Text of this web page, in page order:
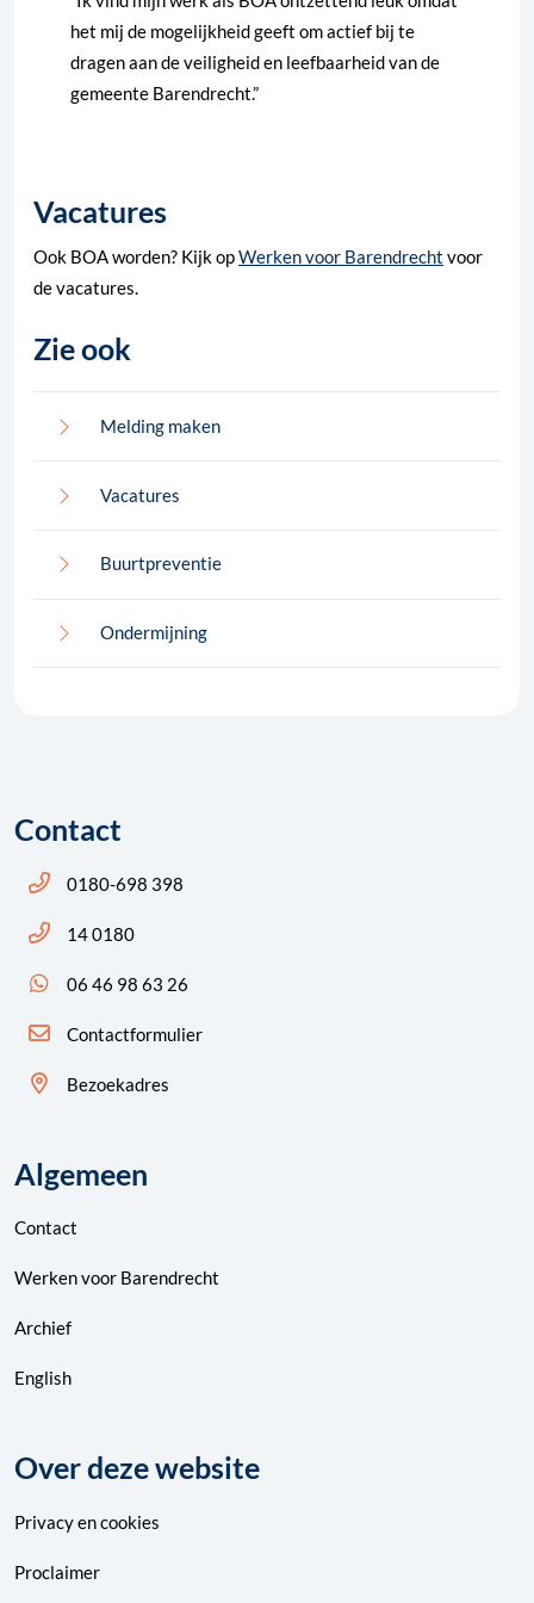
het mij de mogelijkheid geeft om actief bij te
dragen aan de veiligheid en leefbaarheid van de
gemeente Barendrecht.”
Vacatures
Ook BOA worden? Kijk opWerken voor Barendrecht voor
de vacatures.
Zie ook
Melding maken
Vacatures
Buurtpreventie
Ondermijning
Contact
Bel ons: 14 0180
0180-698 398
Bel ons: 14 0180
14 0180
App ons: 06 46 98 63 26 (WhatsApp)
06 46 98 63 26
Contactformulier
Bezoekadres
Algemeen
Contact
Werken voor Barendrecht
Archief
English
Over deze website
Privacyencookies
Proclaimer